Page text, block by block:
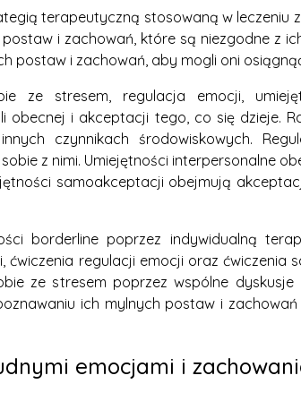
terapeutyczną stosowaną w leczeniu
i zachowań, które są niezgodne z
i zachowań, aby mogli oni
ze stresem, regulacja emocji,
obecnej i akceptacji tego, co się dzieje.
czynnikach środowiskowych.
z nimi. Umiejętności interpersonalne
samoakceptacji obejmują
borderline poprzez indywidualną
regulacji emocji oraz
ze stresem poprzez wspólne
ich mylnych postaw i
emocjami i